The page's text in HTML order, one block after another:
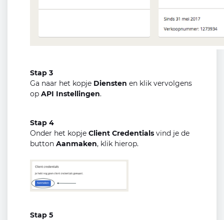
Stap 3
Ga naar het kopje Diensten en klik vervolgens
op API Instellingen.
Stap 4
Onder het kopje Client Credentialsvind je de
button Aanmaken, klik hierop.
Stap 5